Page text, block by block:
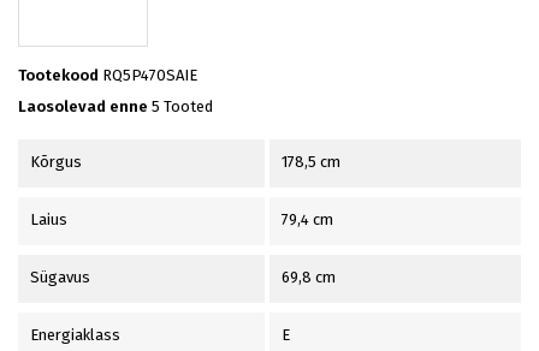
Tootekood RQ5P470SAIE
Laosolevad enne 5 Tooted
Kõrgus 178,5 cm
Laius 79,4 cm
Sügavus 69,8 cm
Energiaklass E